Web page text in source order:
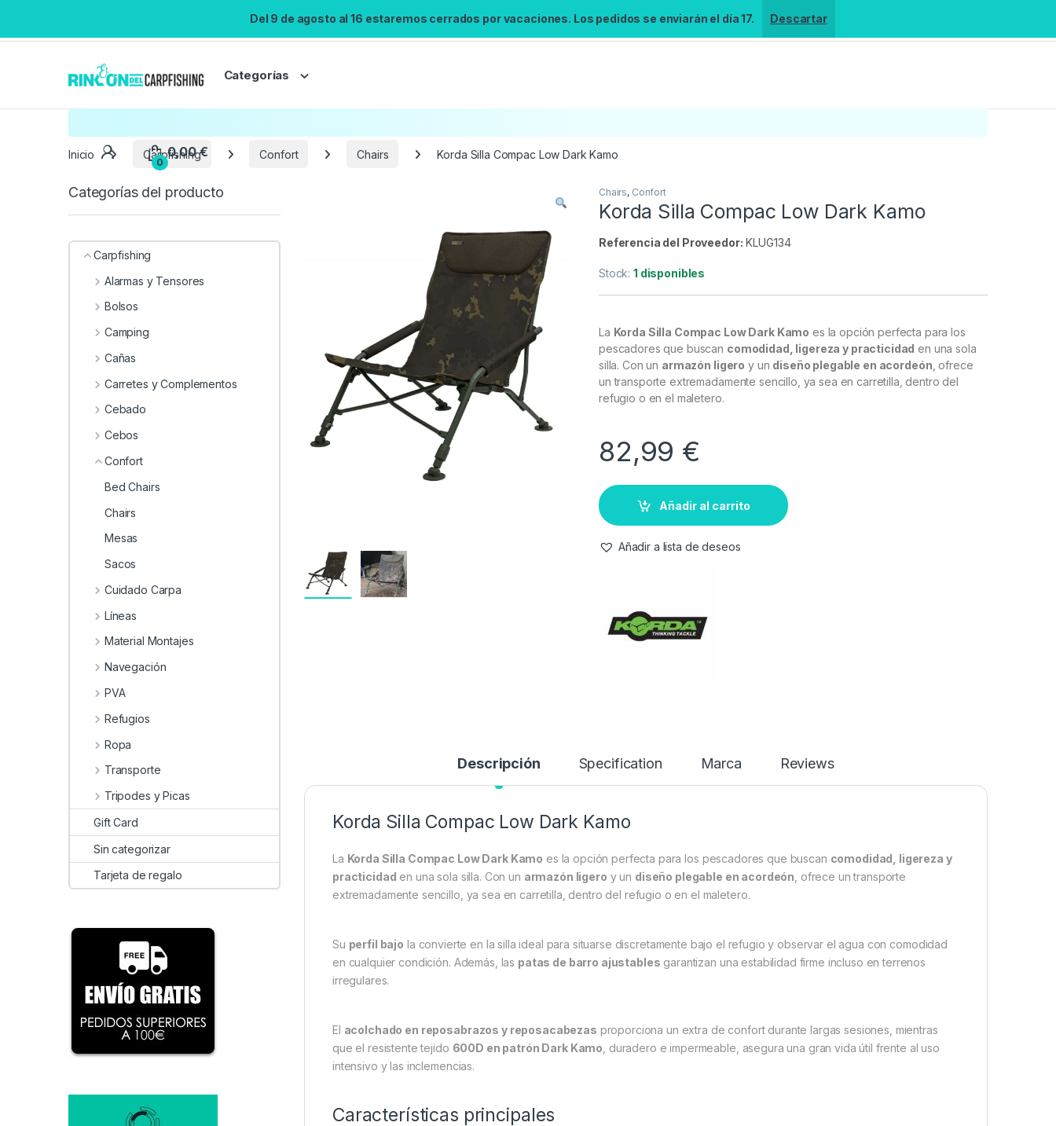
Del 9 de agosto al 16 estaremos cerrados por vacaciones. Los pedidos se enviarán el día 17. Descartar
Categorías
Búsqueda no disponible
No se pudo cargar el widget de búsqueda.
Inténtalo de nuevo.
Reintentar
Inicio Carpfishing Confort Chairs Korda Silla Compac Low Dark Kamo
Chairs, Confort
Korda Silla Compac Low Dark Kamo
Referencia del Proveedor: KLUG134
Stock:1 disponibles
La Korda Silla Compac Low Dark Kamo es la opción perfecta para los
pescadores que buscan comodidad, ligereza y practicidad en una sola
silla. Con un armazón ligero y un diseño plegable en acordeón , ofrece
un transporte extremadamente sencillo, ya sea en carretilla, dentro del
refugio o en el maletero.
82,99 €
Añadir al carrito
Añadir a lista de deseos
Descripción Specification Marca Reviews
Korda Silla Compac Low Dark Kamo
La Korda Silla Compac Low Dark Kamo es la opción perfecta para los pescadores que buscan comodidad, ligereza y
practicidad en una sola silla. Con un armazón ligero y un diseño plegable en acordeón , ofrece un transporte
extremadamente sencillo, ya sea en carretilla, dentro del refugio o en el maletero.
Su perfil bajo la convierte en la silla ideal para situarse discretamente bajo el refugio y observar el agua con comodidad
en cualquier condición. Además, las patas de barro ajustables garantizan una estabilidad firme incluso en terrenos
irregulares.
El acolchado en reposabrazos y reposacabezas proporciona un extra de confort durante largas sesiones, mientras
que el resistente tejido 600D en patrón Dark Kamo , duradero e impermeable, asegura una gran vida útil frente al uso
intensivo y las inclemencias.
Características principales
Categorías del producto
Carpfishing
Alarmas y Tensores
Bolsos
Camping
Cañas
Carretes y Complementos
Cebado
Cebos
Confort
Bed Chairs
Chairs
Mesas
Sacos
Cuidado Carpa
Líneas
Material Montajes
Navegación
PVA
Refugios
Ropa
Transporte
Tripodes y Picas
Gift Card
Sin categorizar
Tarjeta de regalo